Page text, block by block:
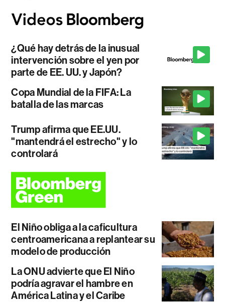
¿Qué hay detrás de la inusual
intervención sobre el yen por
parte de EE. UU. y Japón?
Copa Mundial de la FIFA: La
batalla de las marcas
Trump afirma que EE.UU.
"mantendrá el estrecho" y lo
controlará
El Niño obliga a la caficultura
centroamericana a replantear su
modelo de producción
La ONU advierte que El Niño
podría agravar el hambre en
América Latina y el Caribe